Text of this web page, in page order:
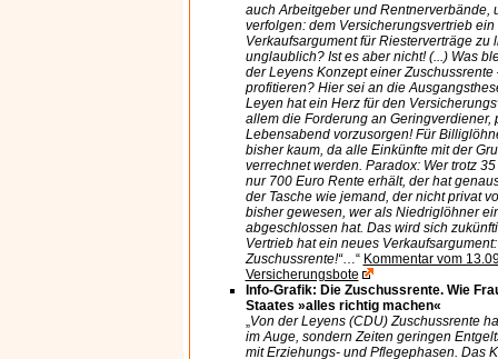
auch Arbeitgeber und Rentnerverbände,
verfolgen: dem Versicherungsvertrieb ein
Verkaufsargument für Riesterverträge zu
unglaublich? Ist es aber nicht! (...) Was
der Leyens Konzept einer
profitieren? Hier sei an die
Leyen hat ein Herz für den
allem die Forderung an Geringverdiener,
Lebensabend vorzusorgen! Für
bisher kaum, da alle Einkünfte mit der
verrechnet werden. Paradox: Wer trotz
nur 700 Euro Rente erhält, der hat
der Tasche wie jemand, der nicht privat
bisher gewesen, wer als Niedriglöhner
abgeschlossen hat. Das wird sich
Vertrieb hat ein neues
Zuschussrente!“…“ Kommentar vom
Versicherungsbote
Info-Grafik: Die Zuschussrente. Wie
Staates »alles richtig machen«
„Von der Leyens (CDU) Zuschussrente
im Auge, sondern Zeiten geringen
mit Erziehungs- und Pflegephasen. Das